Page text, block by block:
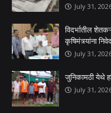
July 31,
विदर्भातील
कृषिमंत्र्यांना
July 31,
जुनिकामठी येथे
July 31,